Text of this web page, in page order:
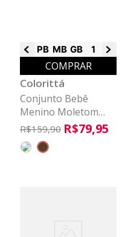
PB MB GB 1 2
COMPRAR
Colorittá
Conjunto Bebê
Menino Moletom
Ponto Roma
Colorittá Marrom
R$159,90 R$79,95